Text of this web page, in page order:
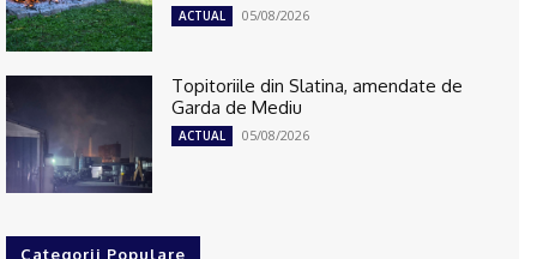
ACTUAL 05/08/2026
Topitoriile din Slatina, amendate de
Garda de Mediu
ACTUAL 05/08/2026
Categorii Populare